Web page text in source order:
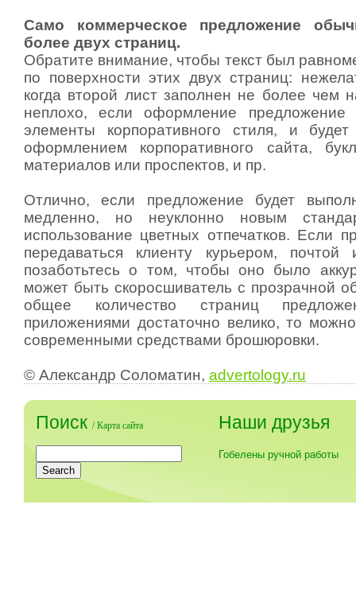
Само коммерческое предложение
более двух страниц.
Обратите внимание, чтобы текст был
по поверхности этих двух страниц:
когда второй лист заполнен не более чем
неплохо, если оформление предложение
элементы корпоративного стиля, и будет
оформлением корпоративного сайта,
материалов или проспектов, и пр.
Отлично, если предложение будет
медленно, но неуклонно новым
использование цветных отпечатков. Если
передаваться клиенту курьером,
позаботьтесь о том, чтобы оно было
может быть скоросшиватель с прозрачной
общее количество страниц
приложениями достаточно велико, то
современными средствами брошюровки.
© Александр Соломатин, advertology.ru
Поиск /Карта сайта Наши друзья
Гобелены ручной работы